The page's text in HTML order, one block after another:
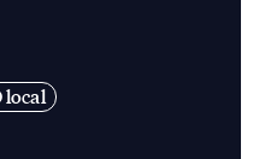
local